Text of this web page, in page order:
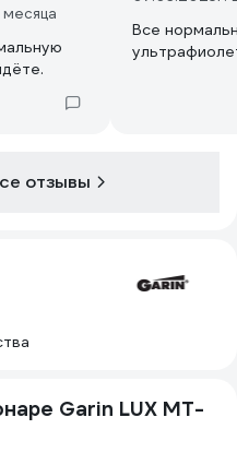
Все
отзывы
Garin LUX MT-